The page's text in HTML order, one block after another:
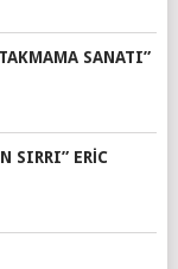
SANATI”
SIRRI” ERIC